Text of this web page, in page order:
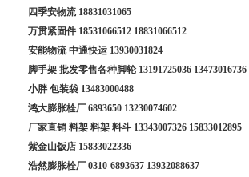
四季安物流 18831031065
万贯紧固件 18531066512 18831066512
安能物流 中通快运 13930031824
脚手架 批发零售各种脚轮 13191725036 13473016736
小胖 包装袋 13483000488
鸿大膨胀栓厂 6893650 13230074602
厂家直销 料架 料架 料斗 13343007326 15833012895
紫金山饭店 15833022336
浩然膨胀栓厂 0310-6893637 13932088637